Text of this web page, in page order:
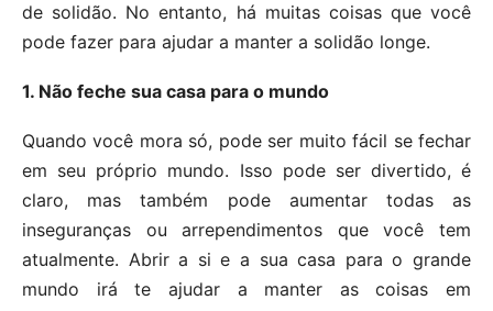
de solidão. No entanto, há muitas coisas que você
pode fazer para ajudar a manter a solidão longe.
1. Não feche sua casa para o mundo
Quando você mora só, pode ser muito fácil se fechar
em seu próprio mundo. Isso pode ser divertido, é
claro, mas também pode aumentar todas as
inseguranças ou arrependimentos que você tem
atualmente. Abrir a si e a sua casa para o grande
mundo irá te ajudar a manter as coisas em